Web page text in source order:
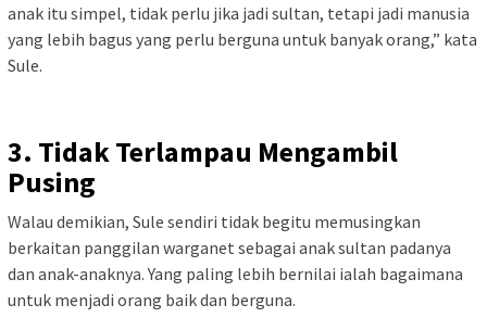
anak itu simpel, tidak perlu jika jadi sultan, tetapi jadi manusia
yang lebih bagus yang perlu berguna untuk banyak orang,” kata
Sule.
3. Tidak Terlampau Mengambil
Pusing
Walau demikian, Sule sendiri tidak begitu memusingkan
berkaitan panggilan warganet sebagai anak sultan padanya
dan anak-anaknya. Yang paling lebih bernilai ialah bagaimana
untuk menjadi orang baik dan berguna.